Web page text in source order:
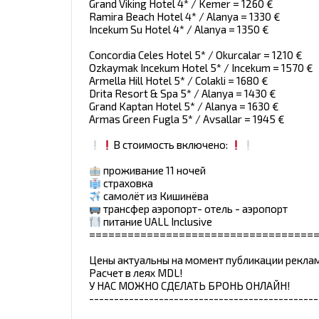
Grand Viking Hotel 4* / Kemer = 1260 €
Ramira Beach Hotel 4* / Alanya = 1330 €
Incekum Su Hotel 4* / Alanya = 1350 €
Concordia Celes Hotel 5* / Okurcalar = 1210 €
Ozkaymak Incekum Hotel 5* / Incekum = 1570 €
Armella Hill Hotel 5* / Colakli = 1680 €
Drita Resort & Spa 5* / Alanya = 1430 €
Grand Kaptan Hotel 5* / Alanya = 1630 €
Armas Green Fugla 5* / Avsallar = 1945 €
В стоимость включено:
проживание 11 ночей
страховка
самолёт из Кишинёва
трансфер аэропорт- отель - аэропорт
питание UALL Inclusive
Цены актуальны на момент публикации
Расчет в леях MDL!
У НАС МОЖНО СДЕЛАТЬ БРОНЬ ОНЛАЙН!